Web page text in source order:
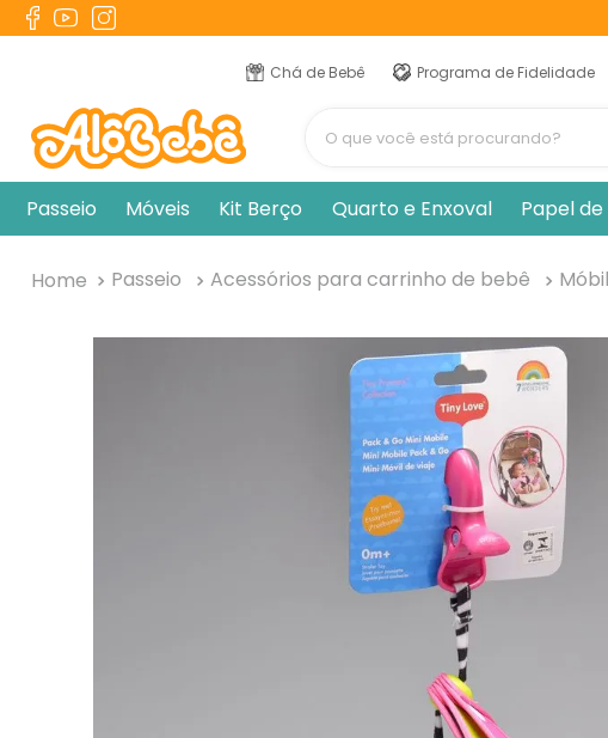
Chá de Bebê Programa de Fidelidade
Passeio Móveis Kit Berço Quarto e Enxoval Papel
Passeio Acessórios para carrinho de bebê
TERMOS MAIS BUSCADOS
naninha
3º
toalha banho
4º
chupeta
º
pulla bulla